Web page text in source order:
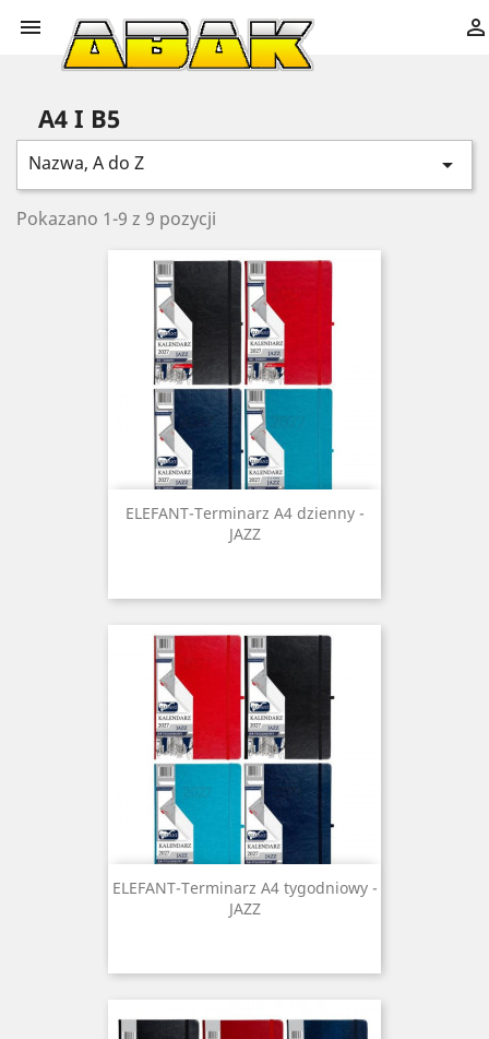
 
A4 I B5
Nazwa, A do Z 
Pokazano 1-9 z 9 pozycji
ELEFANT-Terminarz A4 dzienny -
JAZZ
ELEFANT-Terminarz A4 tygodniowy -
JAZZ